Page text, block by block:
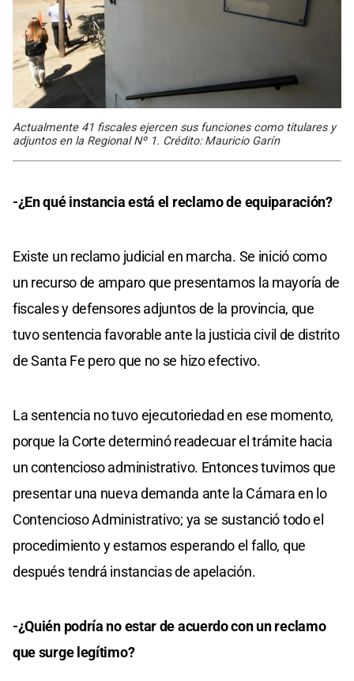
Actualmente 41 fiscales ejercen sus funciones como titulares y
adjuntos en la Regional Nº 1. Crédito: Mauricio Garín
-¿En qué instancia está el reclamo de equiparación?
Existe un reclamo judicial en marcha. Se inició como
un recurso de amparo que presentamos la mayoría de
fiscales y defensores adjuntos de la provincia, que
tuvo sentencia favorable ante la justicia civil de distrito
de Santa Fe pero que no se hizo efectivo.
La sentencia no tuvo ejecutoriedad en ese momento,
porque la Corte determinó readecuar el trámite hacia
un contencioso administrativo. Entonces tuvimos que
presentar una nueva demanda ante la Cámara en lo
Contencioso Administrativo; ya se sustanció todo el
procedimiento y estamos esperando el fallo, que
después tendrá instancias de apelación.
-¿Quién podría no estar de acuerdo con un reclamo
que surge legítimo?